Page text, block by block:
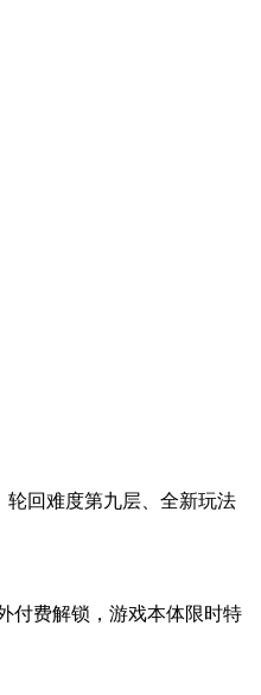
轮回难度第九层、全新玩法
付费解锁，游戏本体限时特